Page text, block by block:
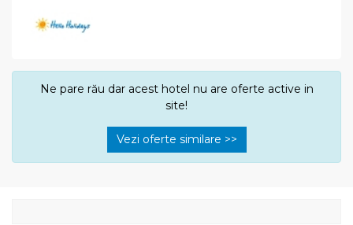
Ne pare rău dar acest hotel nu are oferte active in
site!
Vezi oferte similare >>